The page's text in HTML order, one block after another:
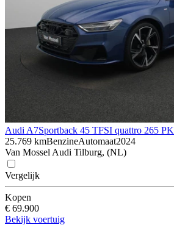
Audi A7Sportback 45 TFSI quattro 265 PK
25.769 kmBenzineAutomaat2024
Van Mossel Audi Tilburg, (NL)
Vergelijk
Kopen
€ 69.900
Bekijk voertuig